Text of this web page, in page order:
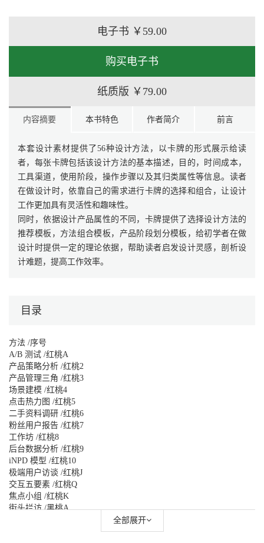
电子书 ￥59.00
购买电子书
纸质版 ￥79.00
内容摘要 本书特色 作者简介 前言
本套设计素材提供了56种设计方法，以卡牌的形式展示给读
者，每张卡牌包括该设计方法的基本描述，目的，时间成本，
工具渠道，使用阶段，操作步骤以及其归类属性等信息。读者
在做设计时，依靠自己的需求进行卡牌的选择和组合，让设计
工作更加具有灵活性和趣味性。
同时，依据设计产品属性的不同，卡牌提供了选择设计方法的
推荐模板，方法组合模板，产品阶段划分模板，给初学者在做
设计时提供一定的理论依据，帮助读者启发设计灵感，剖析设
计难题，提高工作效率。
目录
方法 /序号
A/B 测试 /红桃A
产品策略分析 /红桃2
产品管理三角 /红桃3
场景建模 /红桃4
点击热力图 /红桃5
二手资料调研 /红桃6
粉丝用户报告 /红桃7
工作坊 /红桃8
后台数据分析 /红桃9
iNPD 模型 /红桃10
极端用户访谈 /红桃J
交互五要素 /红桃Q
焦点小组 /红桃K
街头拦访 /黑桃A
全部展开